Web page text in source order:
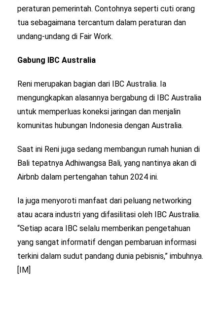
peraturan pemerintah. Contohnya seperti cuti orang
tua sebagaimana tercantum dalam peraturan dan
undang-undang di Fair Work.
Gabung IBC Australia
Reni merupakan bagian dari IBC Australia. Ia
mengungkapkan alasannya bergabung di IBC Australia
untuk memperluas koneksi jaringan dan menjalin
komunitas hubungan Indonesia dengan Australia.
Saat ini Reni juga sedang membangun rumah hunian di
Bali tepatnya Adhiwangsa Bali, yang nantinya akan di
Airbnb dalam pertengahan tahun 2024 ini.
Ia juga menyoroti manfaat dari peluang networking
atau acara industri yang difasilitasi oleh IBC Australia.
“Setiap acara IBC selalu memberikan pengetahuan
yang sangat informatif dengan pembaruan informasi
terkini dalam sudut pandang dunia pebisnis,” imbuhnya.
[IM]